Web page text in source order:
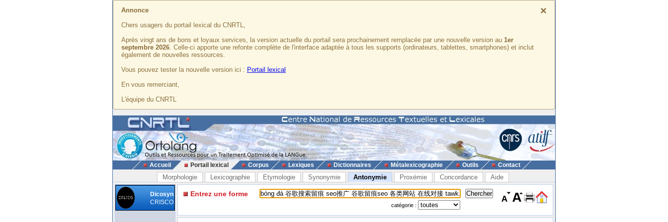
×
Annonce
Chers usagers du portail lexical du CNRTL,
Après vingt ans de bons et loyaux services, la version actuelle du portail sera prochainement remplacée par une nouvelle version au 1er
septembre 2026. Celle-ci apporte une refonte complète de l'interface adaptée à tous les supports (ordinateurs, tablettes, smartphones) et inclut
également de nouvelles ressources.
Vous pouvez tester la nouvelle version ici : Portail lexical
En vous remerciant,
L'équipe du CNRTL
Accueil Portail lexical Corpus Lexiques Dictionnaires Métalexicographie Outils Contact
Morphologie Lexicographie Etymologie Synonymie Antonymie Proxémie Concordance Aide
Dicosyn
CRISCO
Entrez une forme
catégorie :